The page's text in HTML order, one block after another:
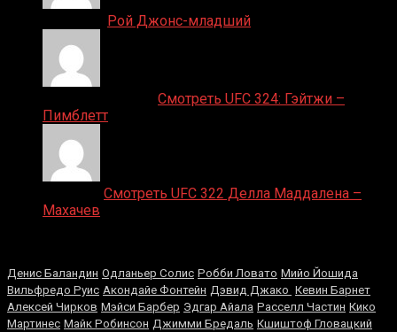
Рой Джонс-младший
Смотреть UFC 324: Гэйтжи –
Пимблетт
Смотреть UFC 322 Делла Маддалена –
Махачев
Денис Баландин Одланьер Солис Робби Ловато Мийо Йошида
Вильфредо Руис Акондайе Фонтейн Дэвид Джако Кевин Барнет
Алексей Чирков Мэйси Барбер Эдгар Айала Расселл Частин Кикo
Мaртинeс Майк Робинсон Джимми Бредаль Кшиштоф Гловацкий